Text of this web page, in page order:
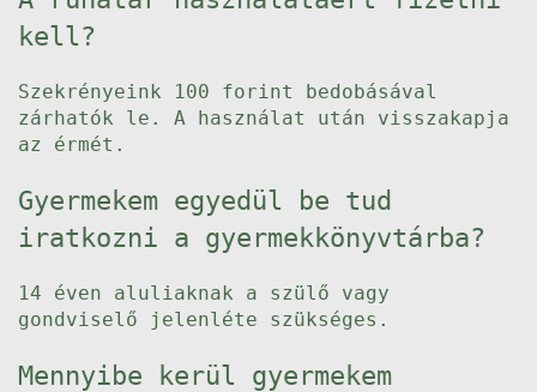
kell?
Szekrényeink 100 forint bedobásával
zárhatók le. A használat után visszakapja
az érmét.
Gyermekem egyedül be tud
iratkozni a gyermekkönyvtárba?
14 éven aluliaknak a szülő vagy
gondviselő jelenléte szükséges.
Mennyibe kerül gyermekem